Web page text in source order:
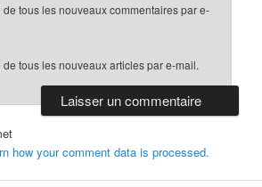
de tous les nouveaux commentaires par e-
de tous les nouveaux articles par e-mail.
how your comment data is processed.